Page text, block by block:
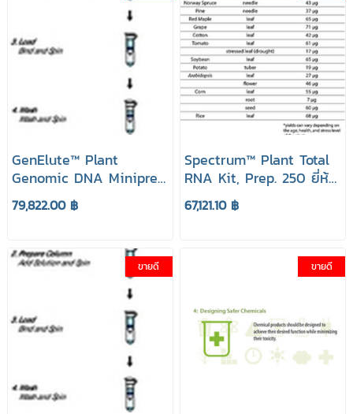
GenElute™ Plant
Genomic DNA Miniprep
Kit, Prep. 350 ยี่ห้อ
GenElute Sigma Aldrich
79,822.00 ฿
Spectrum™ Plant Total
RNA Kit, Prep. 250 ยี่ห้อ
GenElute Sigma Aldrich
67,121.10 ฿
ขายดี ขายดี